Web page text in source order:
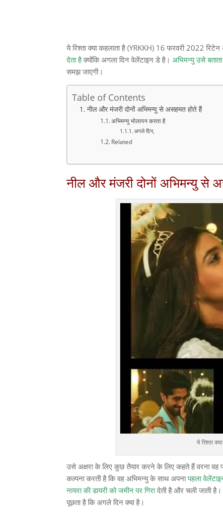
ये रिश्ता क्या कहलाता है (YRKKH) 16 फरवरी 2022
देता हैक्योंकि अगला दिन वेलेंटाइन डे है।अभिमन्यु उसे
समझ जाएगी।
Table of Contents
नील और मंजरी दोनों अभिमन्यु से असहमत होते हैं
अभिमन्यु भोलापन करता है
अगले दिन,
Related
नील और मंजरी दोनों अभिमन्यु से
ये रिश्ता
उसे अक्षरा के लिए कुछ तैयार करने के लिए कहते हैं वरना वह
कल्पना करती है कि वह अभिमन्यु के साथ अपनापहला
नायरा की डायरी को जमीन पर गिरादेती है और चली जाती
पूछता है कि अगले दिन क्या है।